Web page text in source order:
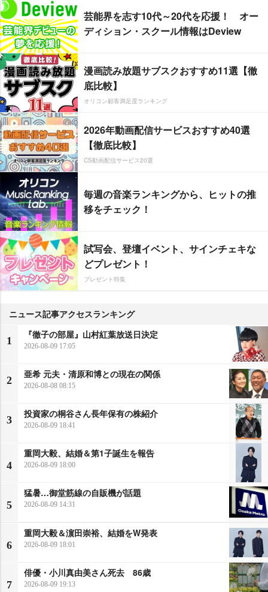
芸能界を志す10代～20代を応援！ オー
ディション・スクール情報はDeview
漫画読み放題サブスクおすすめ11選【徹
底比較】
オリコン顧客満足度ランキング
2026年動画配信サービスおすすめ40選
【徹底比較】
CS動画配信サービス20選
毎週の音楽ランキングから、ヒットの推
移をチェック！
試写会、登壇イベント、サインチェキな
どプレゼント！
プレゼント特集
ニュース記事アクセスランキング
1
『徹子の部屋』山村紅葉放送日決定
2026-08-09 17:05
2
亜希 元夫・清原和博との現在の関係
2026-08-08 08:15
3
投資家の桐谷さん長年保有の株紹介
2026-08-09 18:41
4
重岡大毅、結婚＆第1子誕生を報告
2026-08-09 18:00
5
猛暑…御堂筋線の自販機が話題
2026-08-09 14:31
6
重岡大毅＆濵田崇裕、結婚をW発表
2026-08-09 18:01
7
俳優・小川真由美さん死去 86歳
2026-08-09 19:13